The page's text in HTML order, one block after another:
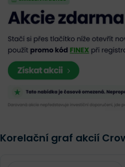
Korelační graf akcií